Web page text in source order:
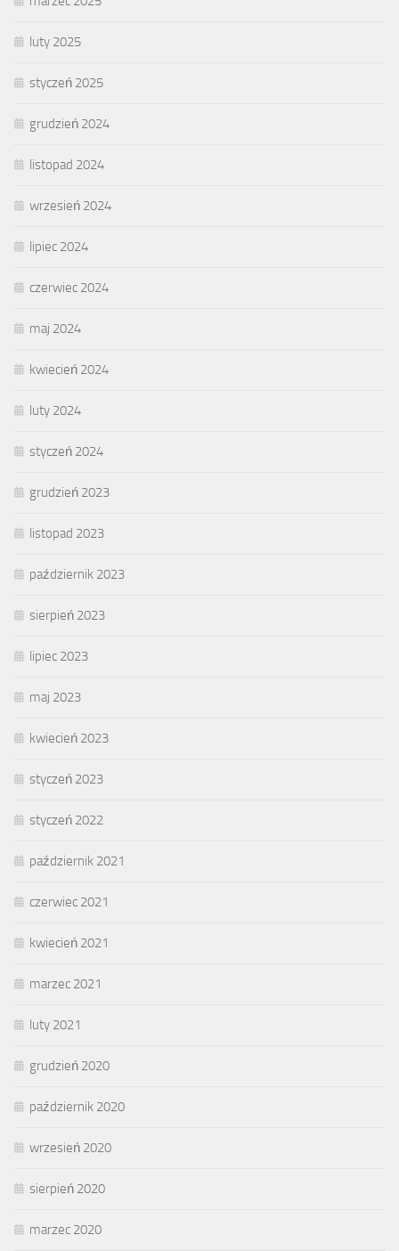
luty 2025
styczeń 2025
grudzień 2024
listopad 2024
wrzesień 2024
lipiec 2024
czerwiec 2024
maj 2024
kwiecień 2024
luty 2024
styczeń 2024
grudzień 2023
listopad 2023
październik 2023
sierpień 2023
lipiec 2023
maj 2023
kwiecień 2023
styczeń 2023
styczeń 2022
październik 2021
czerwiec 2021
kwiecień 2021
marzec 2021
luty 2021
grudzień 2020
październik 2020
wrzesień 2020
sierpień 2020
marzec 2020